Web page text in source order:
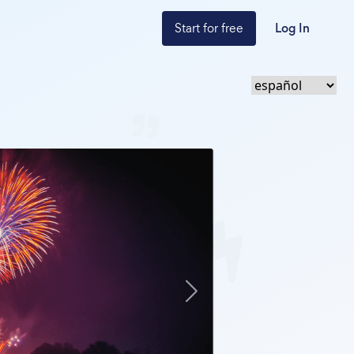
Start for free Log In